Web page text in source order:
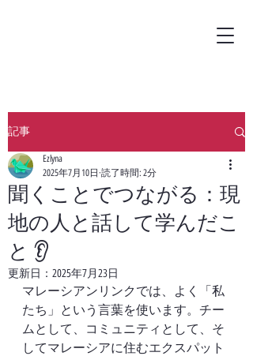
記事
聞くことでつながる：現
地の人と話して学んだこ
と 👂
Ezlyna
2025年7月10日 読了時間: 2分
更新日： 2025年7月23日
マレーシアンリンクでは、よく「私
たち」という言葉を使います。チー
ムとして、コミュニティとして、そ
してマレーシアに住むエクスパット